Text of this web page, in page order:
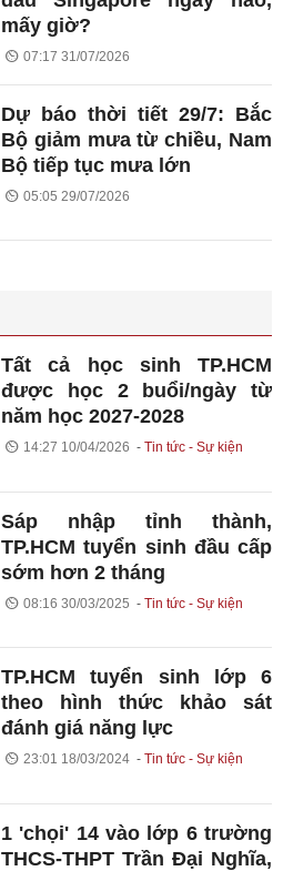
mấy giờ?
07:17 31/07/2026
Dự báo thời tiết 29/7: Bắc
Bộ giảm mưa từ chiều, Nam
Bộ tiếp tục mưa lớn
05:05 29/07/2026
Tất cả học sinh TP.HCM
được học 2 buổi/ngày từ
năm học 2027-2028
14:27 10/04/2026 Tin tức - Sự kiện
Sáp nhập tỉnh thành,
TP.HCM tuyển sinh đầu cấp
sớm hơn 2 tháng
08:16 30/03/2025 Tin tức - Sự kiện
TP.HCM tuyển sinh lớp 6
theo hình thức khảo sát
đánh giá năng lực
23:01 18/03/2024 Tin tức - Sự kiện
1 'chọi' 14 vào lớp 6 trường
THCS-THPT Trần Đại Nghĩa,